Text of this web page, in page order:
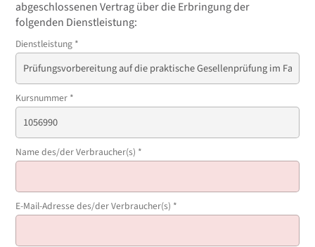
abgeschlossenen Vertrag über die Erbringung der
folgenden Dienstleistung:
Dienstleistung *
Kursnummer *
Name des/der Verbraucher(s) *
E-Mail-Adresse des/der Verbraucher(s) *